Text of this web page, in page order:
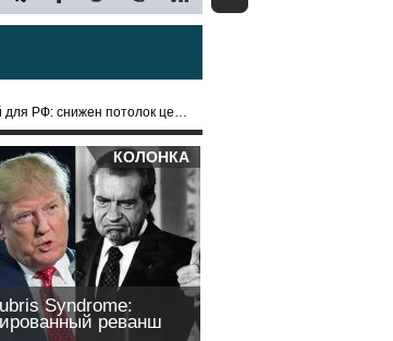
снижен потолок цен на нефть
КОЛОНКА
Syndrome:
реванш